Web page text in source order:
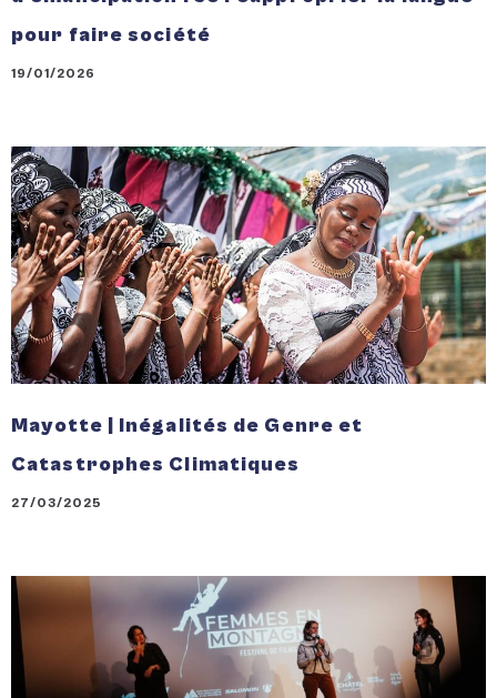
pour faire société
19/01/2026
Mayotte | Inégalités de Genre et
Catastrophes Climatiques
27/03/2025